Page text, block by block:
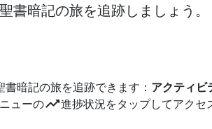
書暗記の旅を追跡しましょう。
暗記の旅を追跡できます： アクティビ
ューのtrending_up進捗状況をタップしてアクセ